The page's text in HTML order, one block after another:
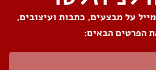
על מבצעים, כתבות ועיצובים,
הפרטים הבאים: